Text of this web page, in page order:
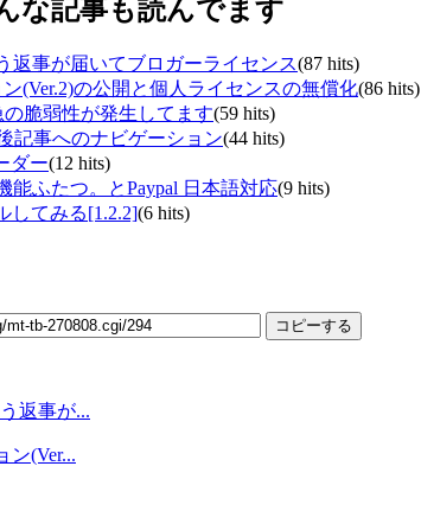
な記事も読んでます
返事が届いてブロガーライセンス(87 hits)
ン(Ver.2)の公開と個人ライセンスの無償化(86 hits)
の脆弱性が発生してます(59 hits)
記事へのナビゲーション(44 hits)
ダー(12 hits)
能ふたつ。とPaypal 日本語対応(9 hits)
してみる[1.2.2](6 hits)
返事が...
ン(Ver...